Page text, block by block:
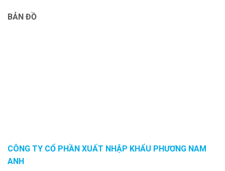
BẢN ĐỒ
CÔNG TY CỔ PHẦN XUẤT NHẬP KHẨU PHƯƠNG NAM
ANH